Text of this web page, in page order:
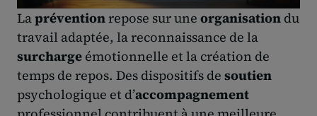
Lapréventionrepose sur une organisation du
travail adaptée, la reconnaissance de la
surcharge émotionnelle et la création de
temps de repos. Des dispositifs de soutien
psychologique et d’accompagnement